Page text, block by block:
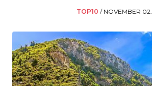
TOP10 / NOVEMBER 02.